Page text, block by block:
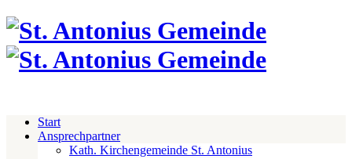
Start
Ansprechpartner
Kath. Kirchengemeinde St. Antonius